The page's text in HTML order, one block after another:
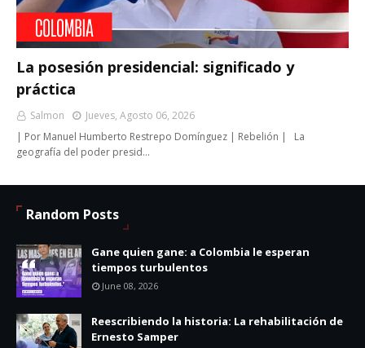
La posesión presidencial: significado y
práctica
Salmon
Jueves, Agosto 06, 2026
| Por Manuel Humberto Restrepo Domínguez | Rebelión | La
geografía del poder presid…
Random Posts
Gane quien gane: a Colombia le esperan
tiempos turbulentos
June 08, 2026
Reescribiendo la historia: La rehabilitación de
Ernesto Samper